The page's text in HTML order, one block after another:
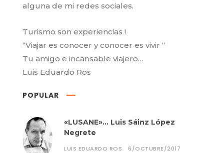
alguna de mi redes sociales.
Turismo son experiencias !
“Viajar es conocer y conocer es vivir “
Tu amigo e incansable viajero…
Luis Eduardo Ros
POPULAR
«LUSANE»… Luis Sáinz López
Negrete
LUIS EDUARDO ROS 6/OCTUBRE/2017